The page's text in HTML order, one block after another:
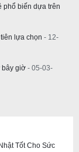
phổ biến dựa trên
lựa chọn - 12-
bây giờ - 05-03-
Tốt Cho Sức